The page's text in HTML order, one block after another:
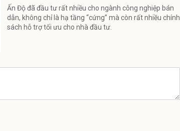
Ấn Độ đã đầu tư rất nhiều cho ngành công nghiệp bán
dẫn, không chỉ là hạ tầng “cứng” mà còn rất nhiều chính
sách hỗ trợ tối ưu cho nhà đầu tư.